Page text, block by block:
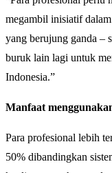
megambil inisiatif
yang berujung ganda –
buruk lain lagi untuk
Indonesia.”
Manfaat
Para profesional lebih
50% dibandingkan